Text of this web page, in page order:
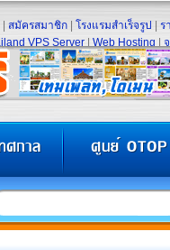
สมัครสมาชิก โรงแรมสำเร็จรูป
ร
VPS Server Web Hosting